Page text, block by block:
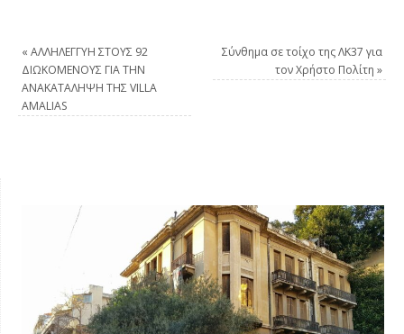
« ΑΛΛΗΛΕΓΓΥΗ ΣΤΟΥΣ 92
ΔΙΩΚΟΜΕΝΟΥΣ ΓΙΑ ΤΗΝ
ΑΝΑΚΑΤΑΛΗΨΗ ΤΗΣ VILLA
AMALIAS
Σύνθημα σε τοίχο της ΛΚ37 για
τον Χρήστο Πολίτη »